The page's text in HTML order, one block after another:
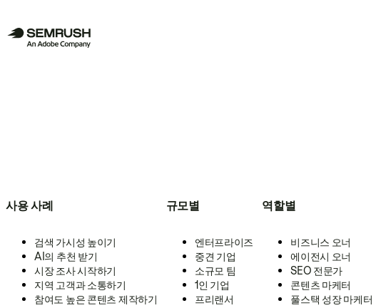
사용 사례
검색 가시성 높이기
AI의 추천 받기
시장 조사 시작하기
지역 고객과 소통하기
참여도 높은 콘텐츠 제작하기
규모별
엔터프라이즈
중견 기업
소규모 팀
1인 기업
프리랜서
역할별
비즈니스 오너
에이전시 오너
SEO 전문가
콘텐츠 마케터
풀스택 성장 마케터